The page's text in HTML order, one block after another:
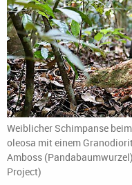
Weiblicher Schimpanse
oleosa mit einem
Amboss
Project)